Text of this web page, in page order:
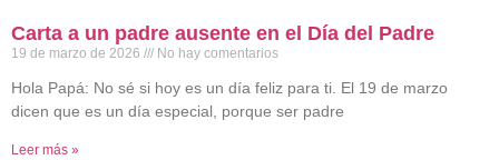
Carta a un padre ausente en el Día del Padre
19 de marzo de 2026 No hay comentarios
Hola Papá: No sé si hoy es un día feliz para ti. El 19 de marzo
dicen que es un día especial, porque ser padre
Leer más »